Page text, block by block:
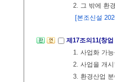
2. 그 밖에 환
[본조신설
제17조의11(창
1. 사업화 가
2. 사업을 개
3. 환경산업